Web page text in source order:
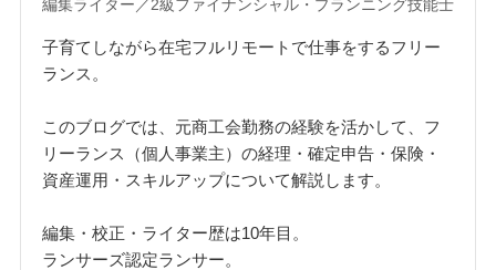
編集ライター／2級ファイナンシャル・プランニング技能士
子育てしながら在宅フルリモートで仕事をするフリー
ランス。
このブログでは、元商工会勤務の経験を活かして、フ
リーランス（個人事業主）の経理・確定申告・保険・
資産運用・スキルアップについて解説します。
編集・校正・ライター歴は10年目。
ランサーズ認定ランサー。